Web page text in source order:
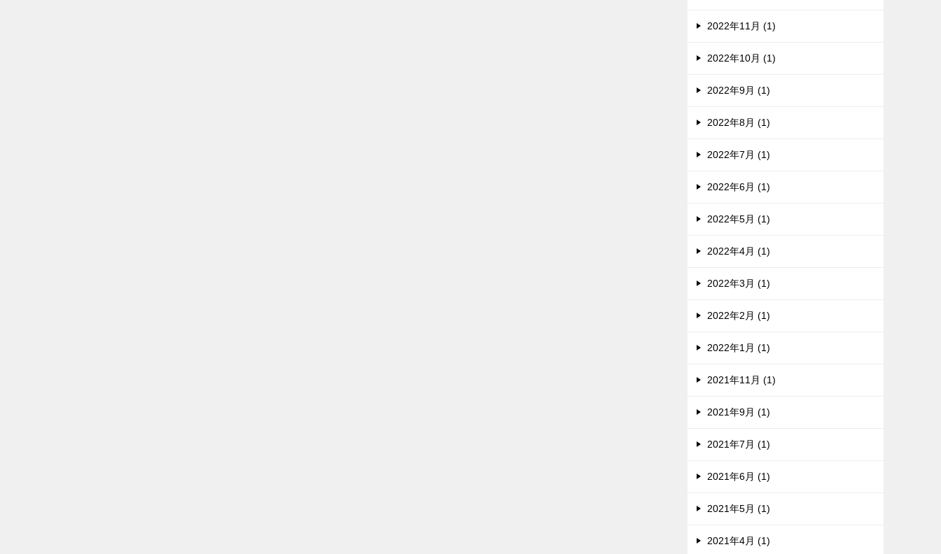
2022年11月 (1)
2022年10月 (1)
2022年9月 (1)
2022年8月 (1)
2022年7月 (1)
2022年6月 (1)
2022年5月 (1)
2022年4月 (1)
2022年3月 (1)
2022年2月 (1)
2022年1月 (1)
2021年11月 (1)
2021年9月 (1)
2021年7月 (1)
2021年6月 (1)
2021年5月 (1)
2021年4月 (1)